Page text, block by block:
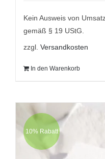
Kein Ausweis von
gemäß § 19 UStG.
zzgl. Versandkosten
In den Warenkorb
10% Rabatt